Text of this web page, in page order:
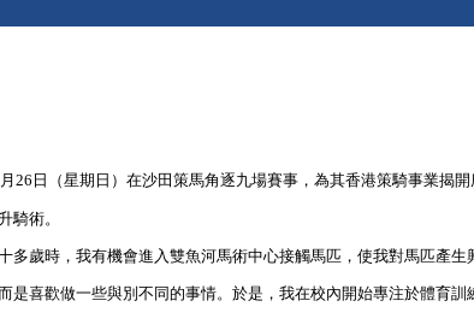
日（星期日）在沙田策馬角逐九場賽事，為其香港策騎事業揭開
騎術。
歲時，我有機會進入雙魚河馬術中心接觸馬匹，使我對馬匹產生
喜歡做一些與別不同的事情。於是，我在校內開始專注於體育